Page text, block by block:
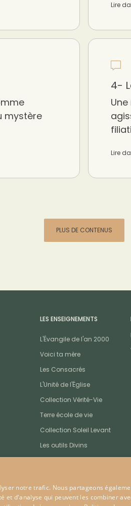
Lire
mystère
4-
Lire
PLUS DE CONTENUS
LES ENSEIGNEMENTS
L'Évangile de l'an 2000
Voici ta mère
Les Consacrés
L'Unité de l'Église
Collection Vérité-Vie
Terre école de vie
Collection Soleil Levant
Les outils Divins
notre trafic. Nous partageons
et d'analyse qui peuvent les combiner